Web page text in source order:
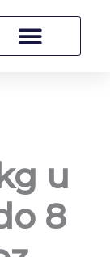
u
8